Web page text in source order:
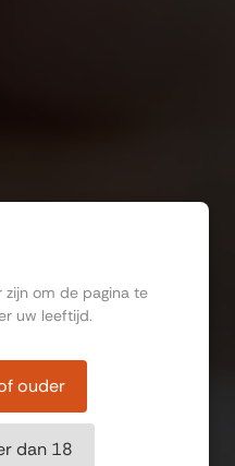
om de pagina te
uw leeftijd.
ouder
dan 18